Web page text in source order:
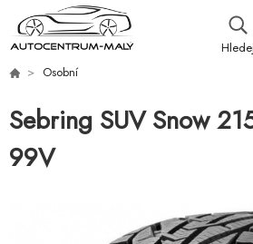
Hledej
Osobní
Sebring SUV Snow
99V